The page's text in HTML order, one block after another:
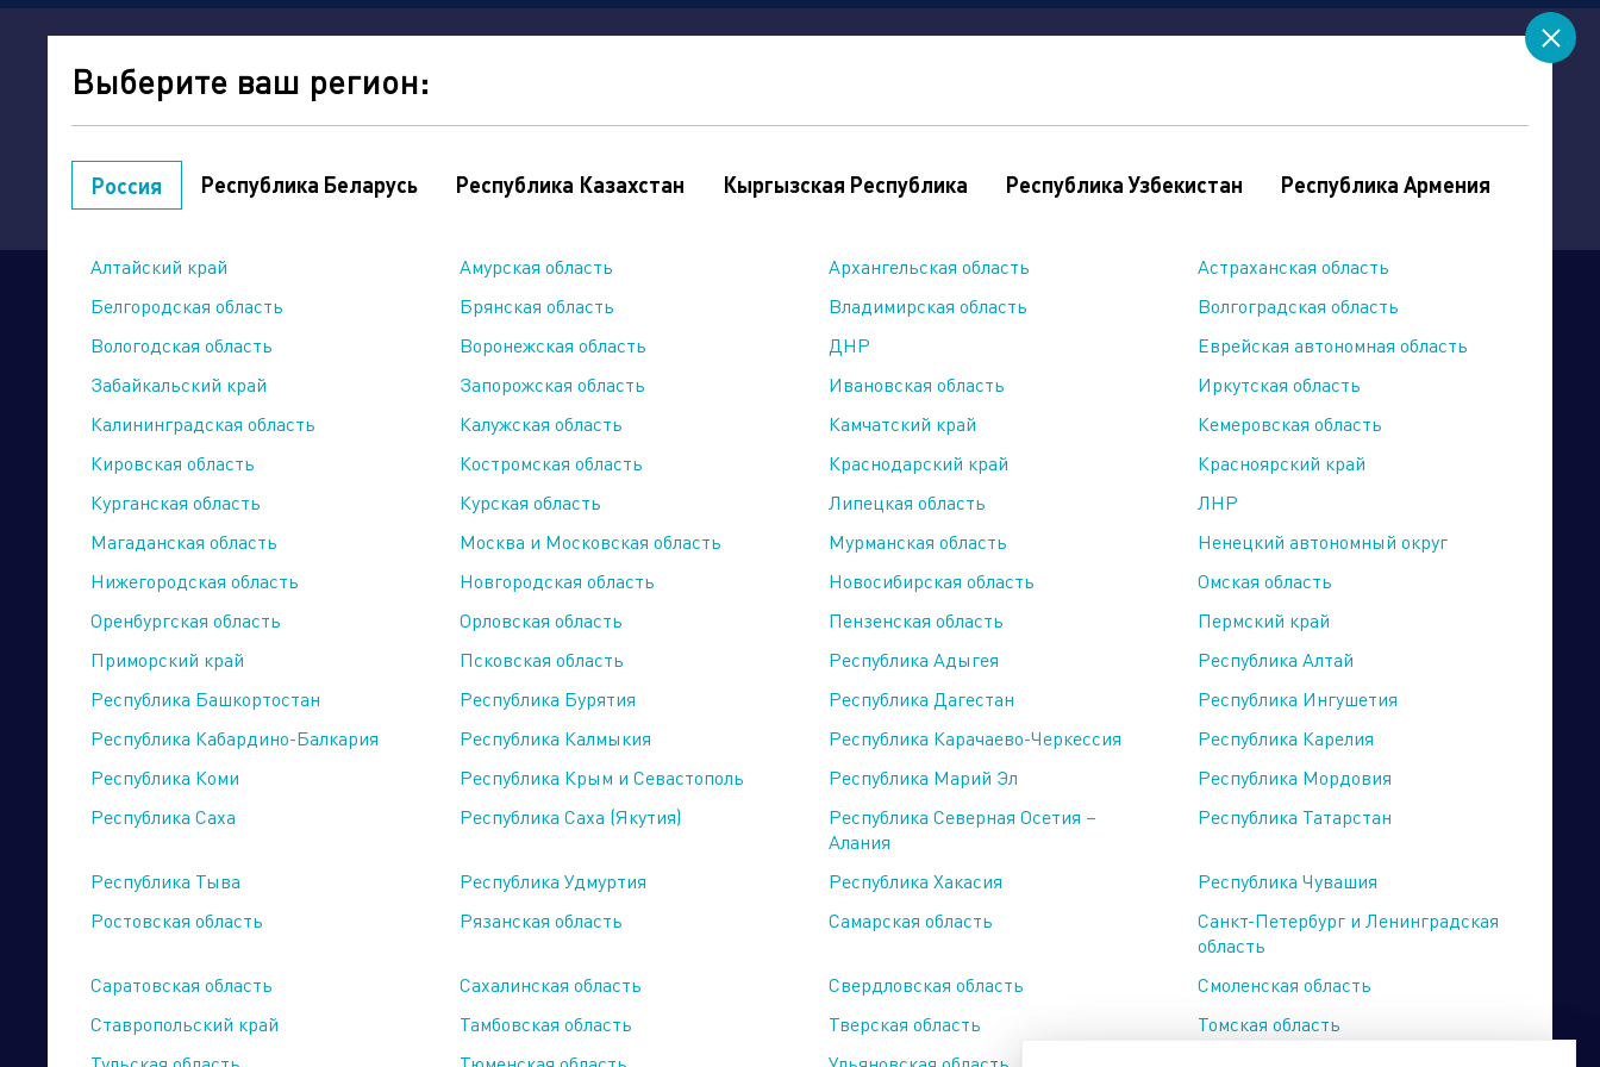
Сайты подразделений Холдинга
Торговые компании Производственный кластер Сервисные активы Бренд портфолио
Выберите ваш регион:
Россия Республика Беларусь Республика Казахстан Кыргызская Республика Республика Узбекистан Республика Армения
Алтайский край Амурская область Архангельская область
Астраханская область
Белгородская область
Брянская область Владимирская область
Волгоградская область
Вологодская область
Воронежская область ДНР
Еврейская автономная область
Забайкальский край
Запорожская область Ивановская область
Иркутская область
Калининградская область
Калужская область Камчатский край
Кемеровская область
Кировская область
Костромская область Краснодарский край
Красноярский край
Курганская область
Курская область Липецкая область
ЛНР
Магаданская область
Москва и Московская область Мурманская область
Ненецкий автономный округ
Нижегородская область
Новгородская область Новосибирская область
Омская область
Оренбургская область
Орловская область Пензенская область
Пермский край
Приморский край
Псковская область Республика Адыгея
Республика Алтай
Республика Башкортостан
Республика Бурятия Республика Дагестан
Республика Ингушетия
Республика Кабардино-Балкария
Республика Калмыкия Республика Карачаево-Черкессия
Республика Карелия
Республика Коми
Республика Крым и Севастополь Республика Марий Эл
Республика Мордовия
Республика Саха
Республика Саха (Якутия)
Республика Северная Осетия –
Алания
Республика Татарстан
Республика Тыва Республика Удмуртия Республика Хакасия
Республика Чувашия
Ростовская область
Рязанская область Самарская область
Санкт-Петербург и Ленинградская
область
Саратовская область
Сахалинская область Свердловская область
Смоленская область
Ставропольский край
Тамбовская область Тверская область
Томская область
Точки продаж
Арсенал
http://www.sdl-arsenal.ru
+7 (3852) 36-11-36
Ремонет (Формула М2)
http://remonet.ru
Лемана ПРО
.
АЛМА
http://www.alma-santehnika.ru
+7 (800) 775-10-10